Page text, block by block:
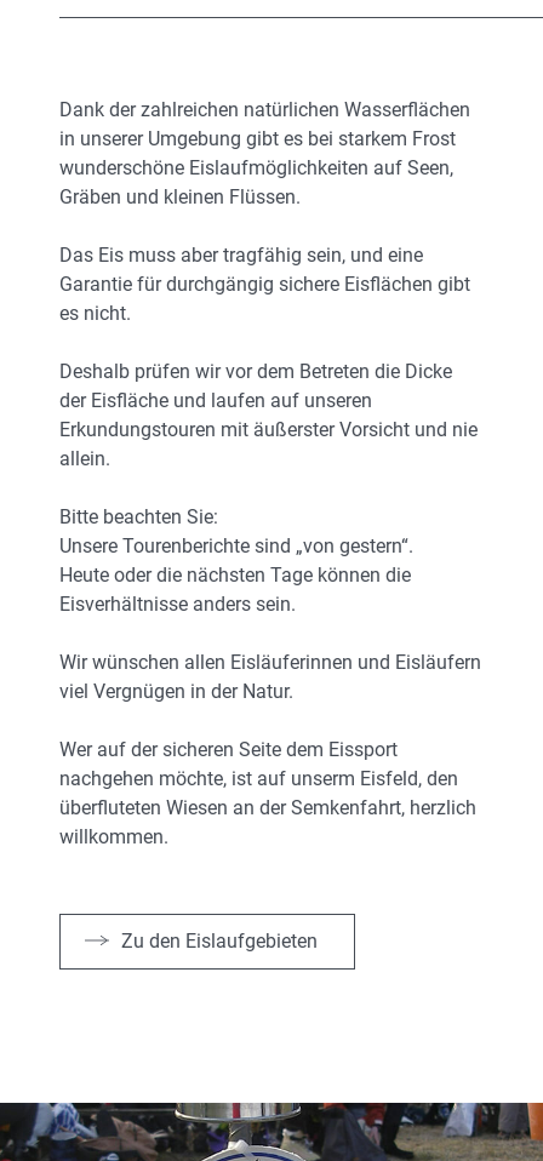
Dank der zahlreichen natürlichen Wasserflächen
in unserer Umgebung gibt es bei starkem Frost
wunderschöne Eislaufmöglichkeiten auf Seen,
Gräben und kleinen Flüssen.
Das Eis muss aber tragfähig sein, und eine
Garantie für durchgängig sichere Eisflächen gibt
es nicht.
Deshalb prüfen wir vor dem Betreten die Dicke
der Eisfläche und laufen auf unseren
Erkundungstouren mit äußerster Vorsicht und nie
allein.
Bitte beachten Sie:
Unsere Tourenberichte sind „von gestern“.
Heute oder die nächsten Tage können die
Eisverhältnisse anders sein.
Wir wünschen allen Eisläuferinnen und Eisläufern
viel Vergnügen in der Natur.
Wer auf der sicheren Seite dem Eissport
nachgehen möchte, ist auf unserm Eisfeld, den
überfluteten Wiesen an der Semkenfahrt, herzlich
willkommen.
Zu den Eislaufgebieten